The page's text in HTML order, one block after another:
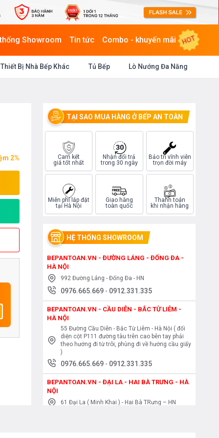
Showroom Tin tức Combo - khuyến mãi HOT
Thiết Bị Nhà Bếp Khác Tủ Bếp Lò Nướng Đa Năng
2%
TẠI SAO MUA HÀNG Ở BẾP AN TOÀN
Cam kết
giá tốt nhất
Nhận đổi trả
trong 30 ngày
Bảo trì vĩnh viễn
trọn đời máy
Miễn phí lắp đặt
tại Hà Nội
Giao hàng
toàn quốc
Thanh toán
khi nhận hàng
HỆ THỐNG SHOWROOM
BEPANTOAN.VN - ĐƯỜNG LÁNG - ĐỐNG ĐA -
HÀ NỘI
992 Đường Láng - Đống Đa - HN
0976.665.669 - 0912.331.335
BEPANTOAN.VN - CẦU DIỄN - BẮC TỪ LIÊM -
HÀ NỘI
55 Đường Cầu Diễn - Bắc Từ Liêm - Hà Nội ( đối
diện cột P111 đường tàu trên cao bên tay phải
theo hướng đi từ trôi, phùng đi về hướng cầu giấy
)
0976.665.669 - 0912.331.335
BEPANTOAN.VN - ĐẠI LA - HAI BÀ TRƯNG - HÀ
NỘI
61 Đại La ( Minh Khai ) - Hai Bà TRưng – HN